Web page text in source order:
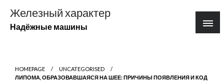
содержимому
Железный характер
Надёжные машины
HOMEPAGE
UNCATEGORISED
ЛИПОМА, ОБРАЗОВАВШАЯСЯ НА ШЕЕ: ПРИЧИНЫ ПОЯВЛЕНИЯ И КОД